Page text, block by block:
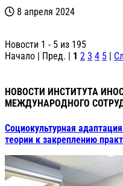
8 апреля 2024
Новости 1 - 5 из 195
Начало | Пред. | 1 2 3 4 5 |
НОВОСТИ ИНСТИТУТА
МЕЖДУНАРОДНОГО
Социокультурная
теории к закреплению